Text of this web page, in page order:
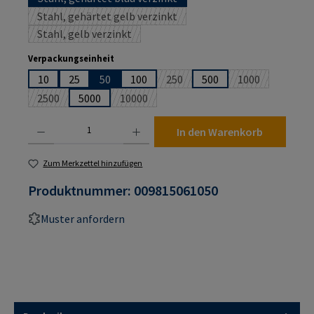
Stahl, gehärtet gelb verzinkt(Diese Option ist zurzeit nicht verfügbar.)
Stahl, gelb verzinkt(Diese Option ist zurzeit nicht verfügbar.)
Verpackungseinheit
10 25 50 100 250(Diese Option ist zurzeit nicht
500 1000(Diese Option
2500(Diese Option ist zurzeit nicht verfügbar.)
5000 10000(Diese Option ist zurzeit nicht verfügbar.)
In den Warenkorb
Zum Merkzettel hinzufügen
Produktnummer: 009815061050
Muster anfordern